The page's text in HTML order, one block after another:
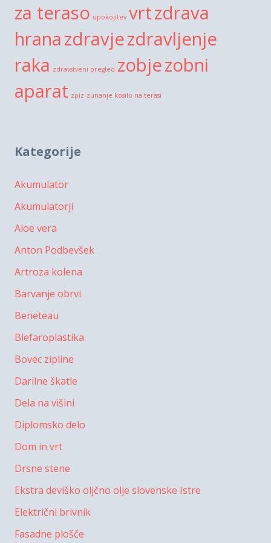
za teraso upokojitev vrtzdrava
hranazdravjezdravljenje
raka zdravstveni pregled zobjezobni
aparat zpiz zunanje kosilo na terasi
Kategorije
Akumulator
Akumulatorji
Aloe vera
Anton Podbevšek
Artroza kolena
Barvanje obrvi
Beneteau
Blefaroplastika
Bovec zipline
Darilne škatle
Dela na višini
Diplomsko delo
Dom in vrt
Drsne stene
Ekstra deviško oljčno olje slovenske Istre
Električni brivnik
Fasadne plošče